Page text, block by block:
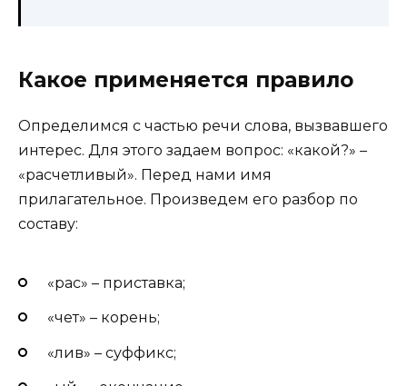
Какое применяется правило
Определимся с частью речи слова, вызвавшего
интерес. Для этого задаем вопрос: «какой?» –
«расчетливый». Перед нами имя
прилагательное. Произведем его разбор по
составу:
«рас» – приставка;
«чет» – корень;
«лив» – суффикс;